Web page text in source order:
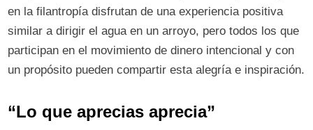
en la filantropía disfrutan de una experiencia positiva
similar a dirigir el agua en un arroyo, pero todos los que
participan en el movimiento de dinero intencional y con
un propósito pueden compartir esta alegría e inspiración.
“Lo que aprecias aprecia”